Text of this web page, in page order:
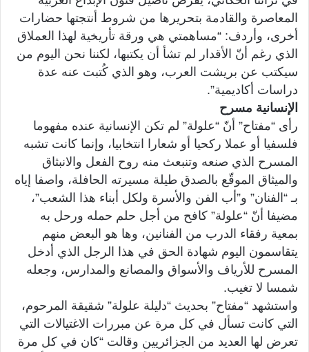
المعاصرة والقادمة بتحريرها من شروط أنتجتها حضارات
أخرى، وأردف: “مساهمتي هي ورقة تأريخية لهذا العملاق
الذي رغم أنّ الأقدار لم تشأ أن يكتبها، لكننا نحن اليوم من
سيكتب عن بريشت العرب، وهو الذي كُتبت عنه عدة
دراسات أكاديمية”.
الإنسانية مسرح
رأى “مفتاح” أنّ “علولة” لم تكن الإنسانية عنده مفهوما
فلسفيا أو عملا ركحيا أو شعارا انتخابيا، وإنما كانت تشبه
المسرح الذي صنعه وتنبعث منه روح الفعل والانبثاق
والميثاق الموقّع بالصدق طيلة مسيرته الحافلة، واصفا إياه
بـ “الفنان” و”أب الفن والأسرة ولكل أبناء هذا الشعب”،
مضيفا أنّ “علولة” كافح من أجل حلم حمله ورحل به
بمعية رفقاء الدرب من الفنانين، وها هو البعض منهم
يتقاسمون اليوم شهادة الحق في هذا الرجل الذي أدخل
المسرح للأرياف والأسواق والمصانع والمدارس، وجعله
شمسا لا تغيب.
واستشهد “مفتاح” بحديث “دليلة علولة” شقيقة المرحوم،
التي كانت تسأل في كل مرة عن مبررات الاغتيالات التي
تعرض لها العديد من الجزائريين وقالت “كان في كل مرة